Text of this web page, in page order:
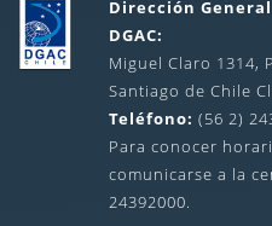
Dirección
DGAC:
Miguel Claro 1314,
Santiago de Chile
Teléfono: (56 2)
Para conocer
comunicarse a la
24392000.